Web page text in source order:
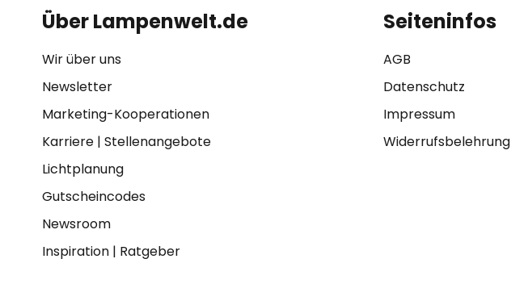
Über Lampenwelt.de
Wir über uns
Newsletter
Marketing-Kooperationen
Karriere| Stellenangebote
Lichtplanung
Gutscheincodes
Newsroom
Inspiration| Ratgeber
Seiteninfos
AGB
Datenschutz
Impressum
Widerrufsbelehrung